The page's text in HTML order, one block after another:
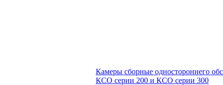
Камеры сборные одностороннего
КСО серии 200 и КСО серии 300